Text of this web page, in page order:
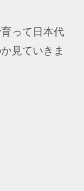
って日本代
見ていきま